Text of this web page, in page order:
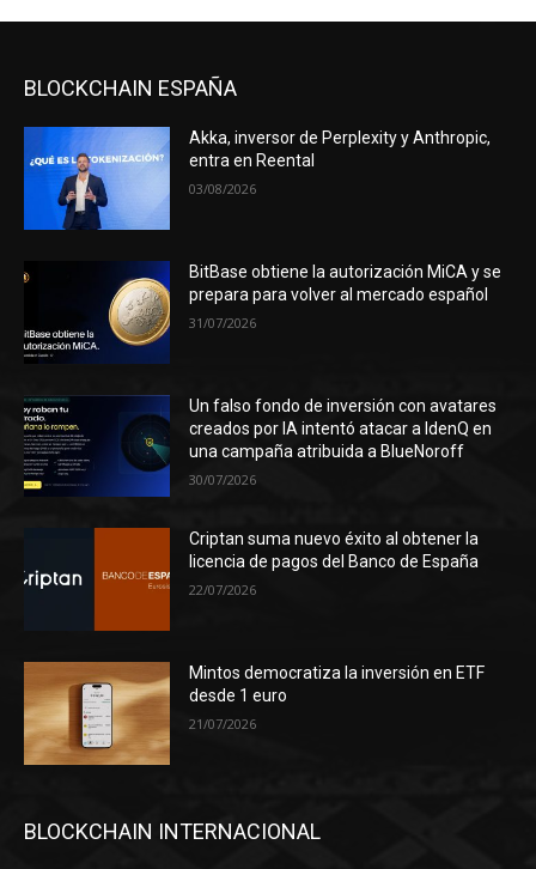
BLOCKCHAIN ESPAÑA
Akka, inversor de Perplexity y Anthropic,
entra en Reental
03/08/2026
BitBase obtiene la autorización MiCA y se
prepara para volver al mercado español
31/07/2026
Un falso fondo de inversión con avatares
creados por IA intentó atacar a IdenQ en
una campaña atribuida a BlueNoroff
30/07/2026
Criptan suma nuevo éxito al obtener la
licencia de pagos del Banco de España
22/07/2026
Mintos democratiza la inversión en ETF
desde 1 euro
21/07/2026
BLOCKCHAIN INTERNACIONAL